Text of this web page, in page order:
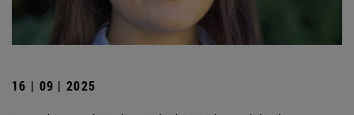
16 | 09 | 2025